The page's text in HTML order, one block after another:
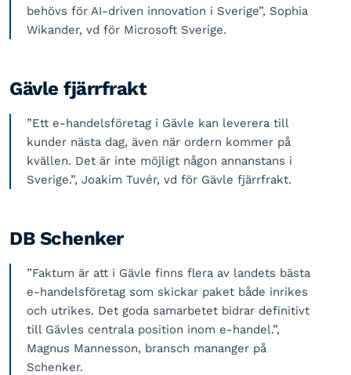
behövs för AI-driven innovation i Sverige”, Sophia
Wikander, vd för Microsoft Sverige.
Gävle fjärrfrakt
”Ett e-handelsföretag i Gävle kan leverera till
kunder nästa dag, även när ordern kommer på
kvällen. Det är inte möjligt någon annanstans i
Sverige.”, Joakim Tuvér, vd för Gävle fjärrfrakt.
DB Schenker
”Faktum är att i Gävle finns flera av landets bästa
e-handelsföretag som skickar paket både inrikes
och utrikes. Det goda samarbetet bidrar definitivt
till Gävles centrala position inom e-handel.”,
Magnus Mannesson, bransch mananger på
Schenker.